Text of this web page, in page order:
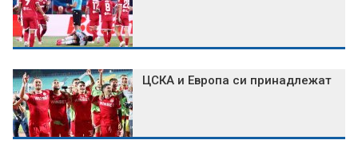
ЦСКА и Европа си принадлежат